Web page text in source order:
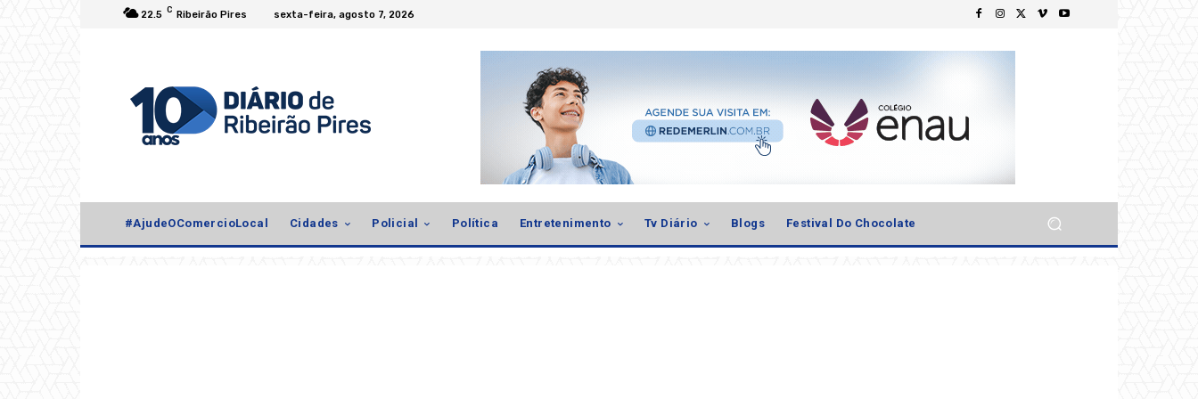
22.5 C Ribeirão Pires sexta-feira, agosto 7, 2026
#AjudeOComercioLocal Cidades Policial Política Entretenimento Tv Diário Blogs Festival Do Chocolate